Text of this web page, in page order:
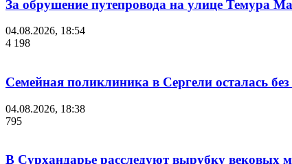
За обрушение путепровода на улице Темура
04.08.2026, 18:54
4 198
Семейная поликлиника в Сергели осталась
04.08.2026, 18:38
795
В Сурхандарье расследуют вырубку вековых